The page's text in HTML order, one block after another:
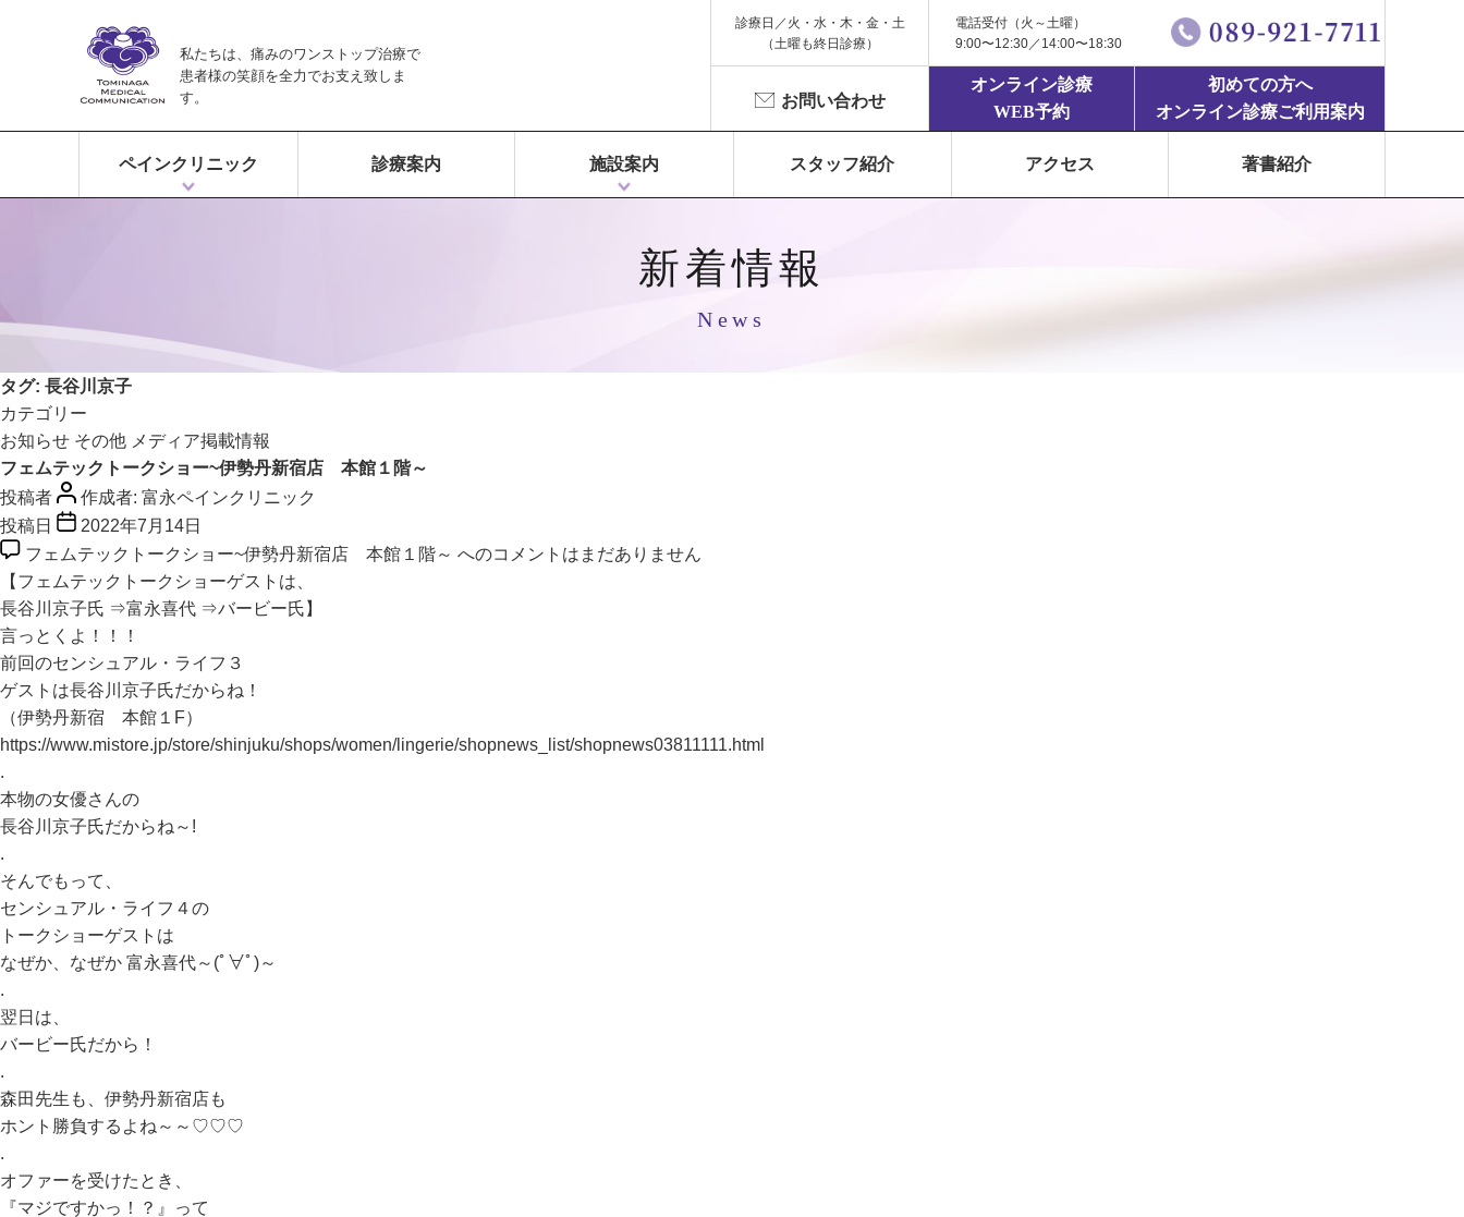
私たちは、痛みのワンストップ治療で
患者様の笑顔を全力でお支え致しま
す。
診療日／火・水・木・金・土
（土曜も終日診療）
電話受付（火～土曜）
9:00〜12:30／14:00〜18:30
お問い合わせ
オンライン診療
WEB予約
初めての方へ
オンライン診療ご利用案内
ペインクリニック 診療案内 施設案内 スタッフ紹介 アクセス 著書紹介
新着情報
News
タグ: 長谷川京子
カテゴリー
お知らせ その他 メディア掲載情報
フェムテックトークショー~伊勢丹新宿店 本館１階～
投稿者
作成者: 富永ペインクリニック
投稿日
2022年7月14日
フェムテックトークショー~伊勢丹新宿店 本館１階～ へのコメントはまだありません
【フェムテックトークショーゲストは、
長谷川京子氏 ⇒富永喜代 ⇒バービー氏】
言っとくよ！！！
前回のセンシュアル・ライフ３
ゲストは長谷川京子氏だからね！
（伊勢丹新宿 本館１F）
https://www.mistore.jp/store/shinjuku/shops/women/lingerie/shopnews_list/shopnews03811111.html
.
本物の女優さんの
長谷川京子氏だからね～!
.
そんでもって、
センシュアル・ライフ４の
トークショーゲストは
なぜか、なぜか 富永喜代～(ﾟ∀ﾟ)～
.
翌日は、
バービー氏だから！
.
森田先生も、伊勢丹新宿店も
ホント勝負するよね～～♡♡♡
.
オファーを受けたとき、
『マジですかっ！？』って